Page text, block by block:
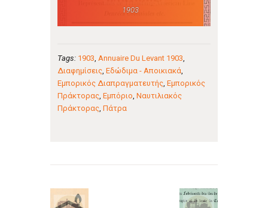
1903
Tags: 1903, Annuaire Du Levant 1903,
Διαφημίσεις, Εδώδιμα - Αποικιακά,
Εμπορικός Διαπραγματευτής, Εμπορικός
Πράκτορας, Εμπόριο, Ναυτιλιακός
Πράκτορας, Πάτρα
άρθρων